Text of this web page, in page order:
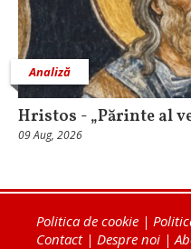
Analiză
Hristos - „Părinte al
09 Aug, 2026
Politica de cookie |
Contact| Despre noi |